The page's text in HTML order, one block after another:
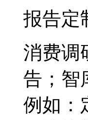
报告定
消费调
告；智
例如：